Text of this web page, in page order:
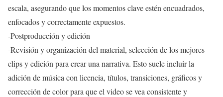
escala, asegurando que los momentos clave estén encuadrados,
enfocados y correctamente expuestos.
-Postproducción y edición
-Revisión y organización del material, selección de los mejores
clips y edición para crear una narrativa. Esto suele incluir la
adición de música con licencia, títulos, transiciones, gráficos y
corrección de color para que el video se vea consistente y